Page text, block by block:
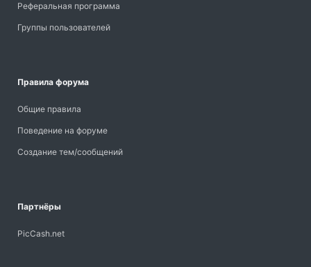
Реферальная программа
Группы пользователей
Правила форума
Общие правила
Поведение на форуме
Создание тем/сообщений
Партнёры
PicCash.net